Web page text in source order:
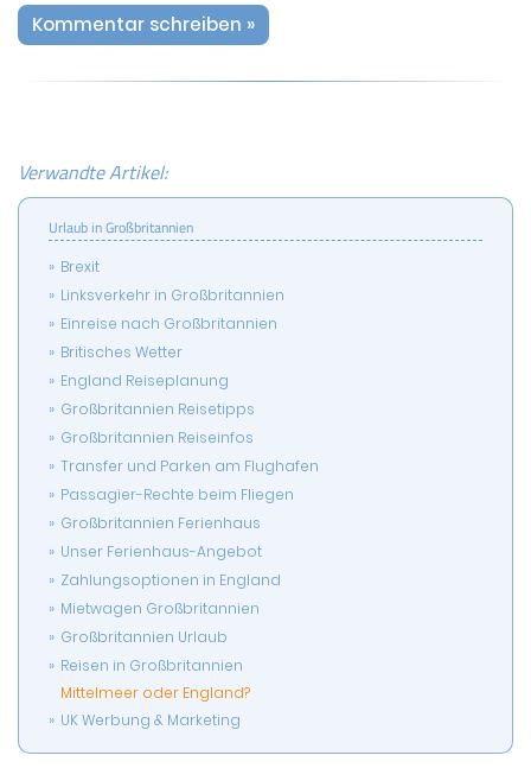
Kommentar schreiben »
Verwandte Artikel:
Urlaub in Großbritannien
Brexit
Linksverkehr in Großbritannien
Einreise nach Großbritannien
Britisches Wetter
England Reiseplanung
Großbritannien Reisetipps
Großbritannien Reiseinfos
Transfer und Parken am Flughafen
Passagier-Rechte beim Fliegen
Großbritannien Ferienhaus
Unser Ferienhaus-Angebot
Zahlungsoptionen in England
Mietwagen Großbritannien
Großbritannien Urlaub
Reisen in Großbritannien
Mittelmeer oder England?
UK Werbung & Marketing